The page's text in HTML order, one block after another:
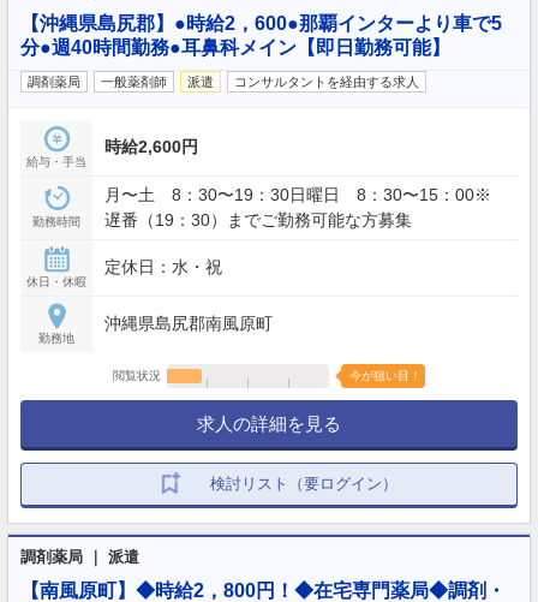
【沖縄県島尻郡】●時給2，600●那覇インターより車で5
分●週40時間勤務●耳鼻科メイン【即日勤務可能】
調剤薬局 一般薬剤師 派遣 コンサルタントを経由する求人
給与・手当
時給2,600円
勤務時間
月〜土 8：30〜19：30日曜日 8：30〜15：00※
遅番（19：30）までご勤務可能な方募集
休日・休暇
定休日：水・祝
勤務地
沖縄県島尻郡南風原町
閲覧状況 今が狙い目！
求人の詳細を見る
検討リスト（要ログイン）
調剤薬局 ｜ 派遣
【南風原町】◆時給2，800円！◆在宅専門薬局◆調剤・